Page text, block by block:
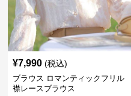
¥7,990 (税込)
ブラウス ロマンティックフリル
襟レースブラウス